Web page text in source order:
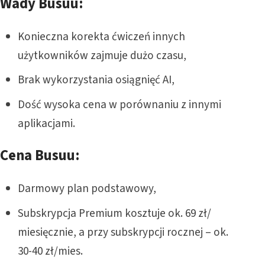
Konieczna korekta ćwiczeń innych
użytkowników zajmuje dużo czasu,
Brak wykorzystania osiągnięć AI,
Dość wysoka cena w porównaniu z innymi
aplikacjami.
Cena Busuu:
Darmowy plan podstawowy,
Subskrypcja Premium kosztuje ok. 69 zł/
miesięcznie, a przy subskrypcji rocznej – ok.
30-40 zł/mies.